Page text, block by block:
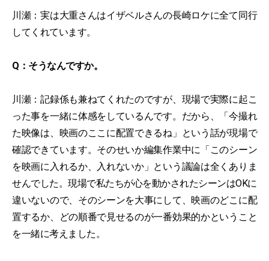
川瀬：実は大重さんはイザベルさんの長崎ロケに全て同行
してくれています。
Q：そうなんですか。
川瀬：記録係も兼ねてくれたのですが、現場で実際に起こ
った事を一緒に体感をしているんです。だから、「今撮れ
た映像は、映画のここに配置できるね」という話が現場で
確認できています。そのせいか編集作業中に「このシーン
を映画に入れるか、入れないか」という議論は全くありま
せんでした。現場で私たちが心を動かされたシーンはOKに
違いないので、そのシーンを大事にして、映画のどこに配
置するか、どの順番で見せるのが一番効果的かということ
を一緒に考えました。